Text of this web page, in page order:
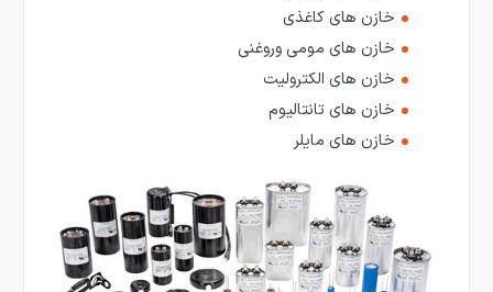
خازن های کاغذی
خازن های مومی وروغنی
خازن های الکترولیت
خازن های تانتالیوم
خازن های مایلر